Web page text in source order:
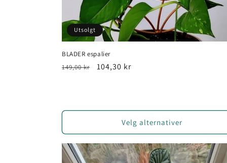
n
n
h
Utsolgt
BLADER espalier
Vanlig
149,00 kr Salgspris
104,30 kr
Velg alternativer